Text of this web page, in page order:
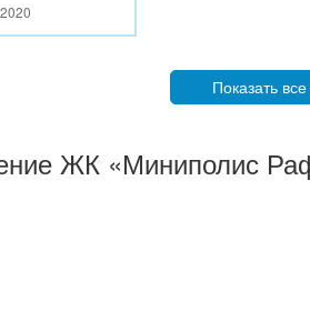
Показать
ЖК «Миниполис